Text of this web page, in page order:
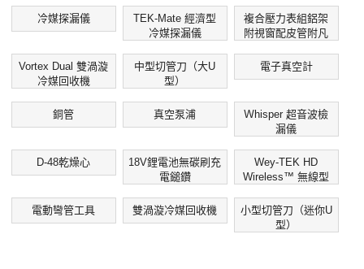
冷媒探漏儀
TEK-Mate 經濟型
冷媒探漏儀
複合壓力表組鋁架
附視窗配皮管附凡
Vortex Dual 雙渦漩
冷媒回收機
中型切管刀（大U
型）
電子真空計
銅管 真空泵浦
Ｗhisper 超音波檢
漏儀
D-48乾燥心
18V鋰電池無碳刷充
電鎚鑽
Wey-TEK HD
Wireless™ 無線型
電動彎管工具
雙渦漩冷媒回收機
小型切管刀（迷你U
型）